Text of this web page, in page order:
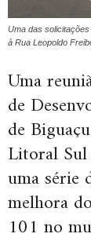
Uma das
à Rua Leopoldo
Uma
de
de
Litoral
uma série
melhora
101 no